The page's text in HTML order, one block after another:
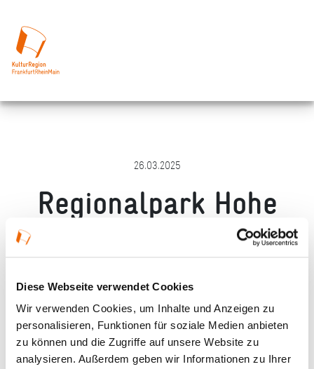
Diese Webseite verwendet Cookies
Wir verwenden Cookies, um Inhalte und Anzeigen zu
personalisieren, Funktionen für soziale Medien anbieten
zu können und die Zugriffe auf unsere Website zu
analysieren. Außerdem geben wir Informationen zu Ihrer
26.03.2025
Regionalpark Hohe
Merken Teilen